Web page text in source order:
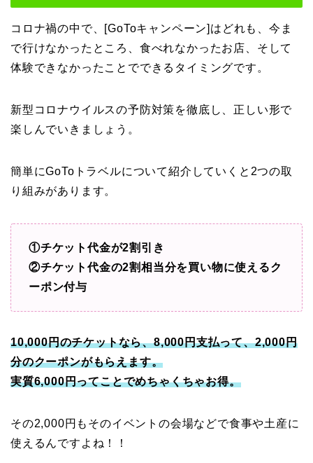
コロナ禍の中で、[GoToキャンペーン]はどれも、今ま
で行けなかったところ、食べれなかったお店、そして
体験できなかったことでできるタイミングです。
新型コロナウイルスの予防対策を徹底し、正しい形で
楽しんでいきましょう。
簡単にGoToトラベルについて紹介していくと2つの取
り組みがあります。
①チケット代金が2割引き
②チケット代金の2割相当分を買い物に使えるク
ーポン付与
10,000円のチケットなら、8,000円支払って、2,000円
分のクーポンがもらえます。
実質6,000円ってことでめちゃくちゃお得。
その2,000円もそのイベントの会場などで食事や土産に
使えるんですよね！！